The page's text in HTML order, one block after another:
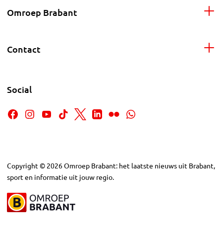
Omroep Brabant
Contact
Social
Copyright © 2026Omroep Brabant: het laatste nieuws uit Brabant,
sport en informatie uit jouw regio.